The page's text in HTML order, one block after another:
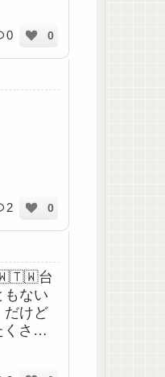
0 0
2 0
台
もない
だけど
さん